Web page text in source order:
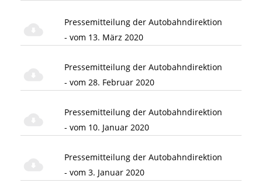
Pressemitteilung der Autobahndirektion
- vom 13. März 2020
Pressemitteilung der Autobahndirektion
- vom 28. Februar 2020
Pressemitteilung der Autobahndirektion
- vom 10. Januar 2020
Pressemitteilung der Autobahndirektion
- vom 3. Januar 2020